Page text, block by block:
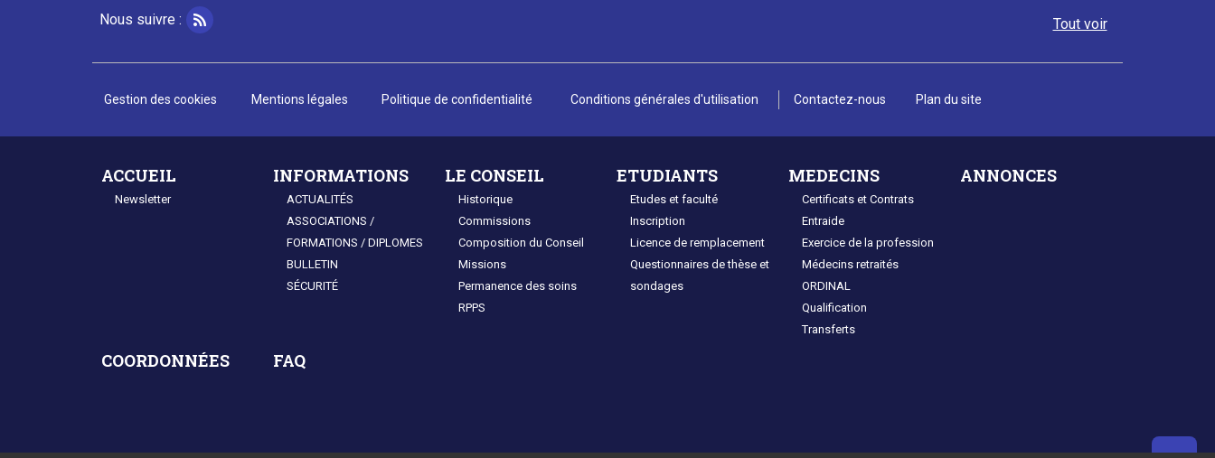
Nous suivre :
Tout voir
Gestion des cookies Mentions légales Politique de confidentialité Conditions générales d'utilisation Contactez-nous Plan du site
ACCUEIL
Newsletter
INFORMATIONS
ACTUALITÉS
ASSOCIATIONS /
FORMATIONS / DIPLOMES
BULLETIN
SÉCURITÉ
LE CONSEIL
Historique
Commissions
Composition du Conseil
Missions
Permanence des soins
RPPS
ETUDIANTS
Etudes et faculté
Inscription
Licence de remplacement
Questionnaires de thèse et
sondages
MEDECINS
Certificats et Contrats
Entraide
Exercice de la profession
Médecins retraités
ORDINAL
Qualification
Transferts
ANNONCES
COORDONNÉES FAQ